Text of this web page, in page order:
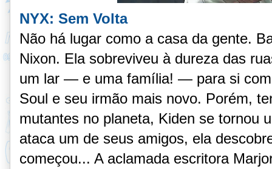
NYX: Sem Volta
Não há lugar como a casa da gente.
Nixon. Ela sobreviveu à dureza das
um lar — e uma família! — para si com
Soul e seu irmão mais novo. Porém,
mutantes no planeta, Kiden se tornou
ataca um de seus amigos, ela
começou... A aclamada escritora